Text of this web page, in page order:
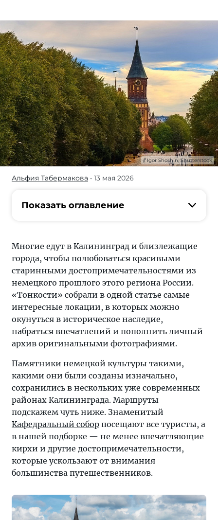
Igor Shoshin, Shutterstock
Многие
чтобы
полюбоваться
красивыми
достопримечательностями
немецкого
прошлого
этого
региона
России
Альфия Табермакова • 13 мая 2026
Показать оглавление
Многие едут в Калининград и близлежащие
города, чтобы полюбоваться красивыми
старинными достопримечательностями из
немецкого прошлого этого региона России.
«Тонкости» собрали в одной статье самые
интересные локации, в которых можно
окунуться в историческое наследие,
набраться впечатлений и пополнить личный
архив оригинальными фотографиями.
Памятники немецкой культуры такими,
какими они были созданы изначально,
сохранились в нескольких уже современных
районах Калининграда. Маршруты
подскажем чуть ниже. Знаменитый
Кафедральный собор посещают все туристы, а
в нашей подборке — не менее впечатляющие
кирхи и другие достопримечательности,
которые ускользают от внимания
большинства путешественников.